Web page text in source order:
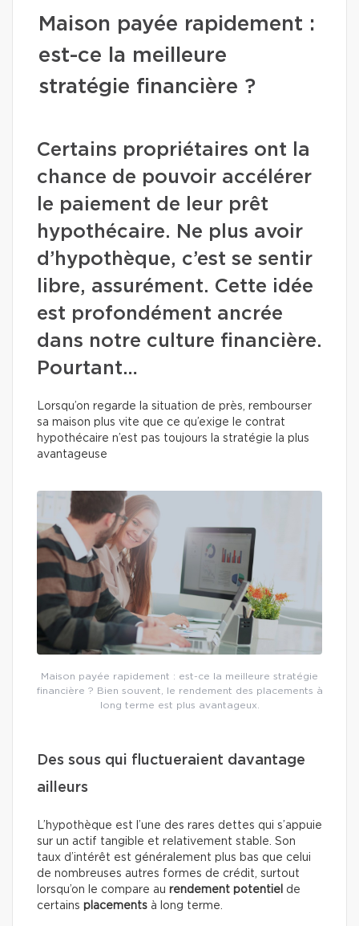
Maison payée rapidement :
est-ce la meilleure
stratégie financière ?
Certains propriétaires ont la
chance de pouvoir accélérer
le paiement de leur prêt
hypothécaire. Ne plus avoir
d’hypothèque, c’est se sentir
libre, assurément. Cette idée
est profondément ancrée
dans notre culture financière.
Pourtant…
Lorsqu’on regarde la situation de près, rembourser
sa maison plus vite que ce qu’exige le contrat
hypothécaire n’est pas toujours la stratégie la plus
avantageuse
Maison payée rapidement : est-ce la meilleure stratégie
financière ? Bien souvent, le rendement des placements à
long terme est plus avantageux.
Des sous qui fluctueraient davantage
ailleurs
L’hypothèque est l’une des rares dettes qui s’appuie
sur un actif tangible et relativement stable. Son
taux d’intérêt est généralement plus bas que celui
de nombreuses autres formes de crédit, surtout
lorsqu’on le compare au rendement potentiel de
certains placements à long terme.